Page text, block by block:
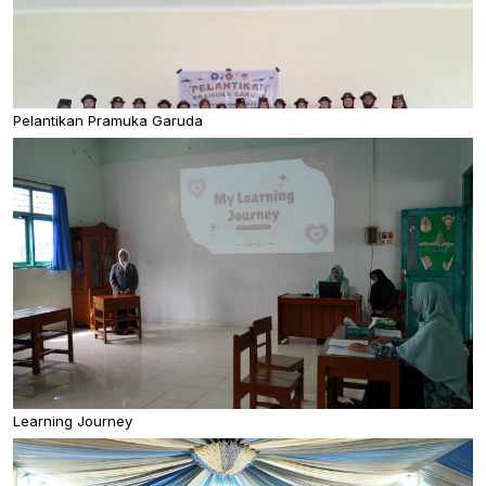
Pelantikan Pramuka Garuda
Learning Journey